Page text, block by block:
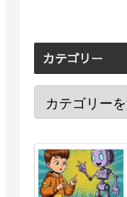
カテゴリー